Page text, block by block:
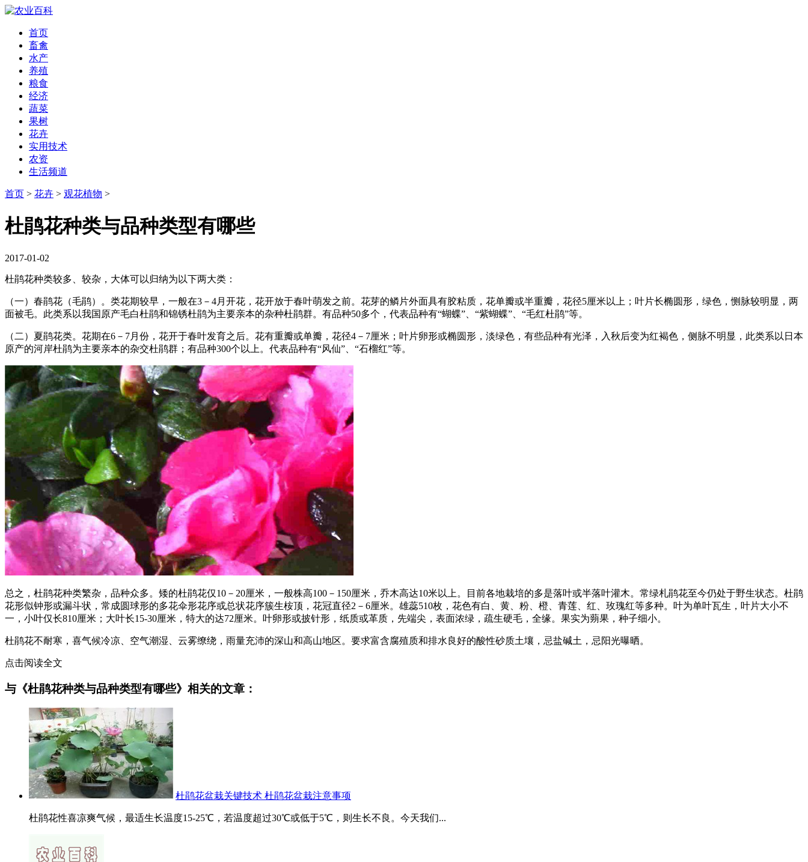
首页
畜禽
水产
养殖
粮食
经济
蔬菜
果树
花卉
实用技术
农资
生活频道
首页 > 花卉 > 观花植物 >
杜鹃花种类与品种类型有哪些
2017-01-02
杜鹃花种类较多、较杂，大体可以归纳为以下两大类：
（一）春鹃花（毛鹃）。类花期较早，一般在3－4月开花，花开放于春叶萌发之前。花芽的鳞片外面具有胶粘质，花单瓣或半重瓣，花径5厘米以上；叶片长椭圆形，绿色，恻脉较明显，两
面被毛。此类系以我国原产毛白杜鹃和锦锈杜鹃为主要亲本的杂种杜鹃群。有品种50多个，代表品种有“蝴蝶”、“紫蝴蝶”、“毛红杜鹃”等。
（二）夏鹃花类。花期在6－7月份，花开于春叶发育之后。花有重瓣或单瓣，花径4－7厘米；叶片卵形或椭圆形，淡绿色，有些品种有光泽，入秋后变为红褐色，侧脉不明显，此类系以日本
原产的河岸杜鹃为主要亲本的杂交杜鹃群；有品种300个以上。代表品种有“风仙”、“石榴红”等。
总之，杜鹃花种类繁杂，品种众多。矮的杜鹃花仅10－20厘米，一般株高100－150厘米，乔木高达10米以上。目前各地栽培的多是落叶或半落叶灌木。常绿札鹃花至今仍处于野生状态。杜鹃
花形似钟形或漏斗状，常成圆球形的多花伞形花序或总状花序簇生桉顶，花冠直径2－6厘米。雄蕊510枚，花色有白、黄、粉、橙、青莲、红、玫瑰红等多种。叶为单叶瓦生，叶片大小不
一，小叶仅长810厘米；大叶长15-30厘米，特大的达72厘米。叶卵形或披针形，纸质或革质，先端尖，表面浓绿，疏生硬毛，全缘。果实为蒴果，种子细小。
杜鹃花不耐寒，喜气候冷凉、空气潮湿、云雾缭绕，雨量充沛的深山和高山地区。要求富含腐殖质和排水良好的酸性砂质土壤，忌盐碱土，忌阳光曝晒。
点击阅读全文
与《杜鹃花种类与品种类型有哪些》相关的文章：
杜鹃花盆栽关键技术 杜鹃花盆栽注意事项
杜鹃花性喜凉爽气候，最适生长温度15-25℃，若温度超过30℃或低于5℃，则生长不良。今天我们...